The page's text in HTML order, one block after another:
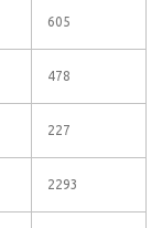
605
478
227
2293